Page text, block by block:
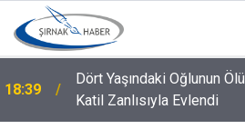
18:39
Dört Yaşındaki Oğlunun
Katil Zanlısıyla Evlendi